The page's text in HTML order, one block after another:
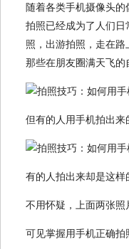
随着各类手机摄像头
拍照已经成为了人们
照，出游拍照，走在
那些在朋友圈满天飞的
但有的人用手机拍出来
有的人拍出来却是这样
不用怀疑，上面两张照
可见掌握用手机正确拍